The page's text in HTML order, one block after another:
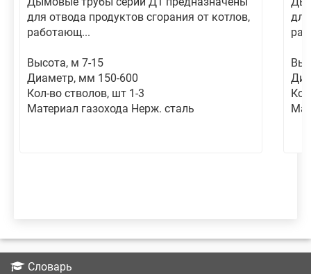
для отвода продуктов сгорания от котлов,
работающ...
Высота, м 7-15
Диаметр, мм 150-600
Кол-во стволов, шт 1-3
Материал газохода Нерж. сталь
Словарь